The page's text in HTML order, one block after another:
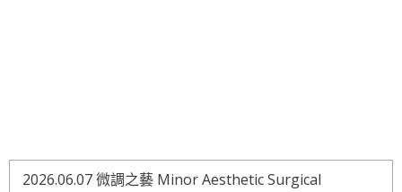
2026.06.07 微調之藝 Minor Aesthetic Surgical